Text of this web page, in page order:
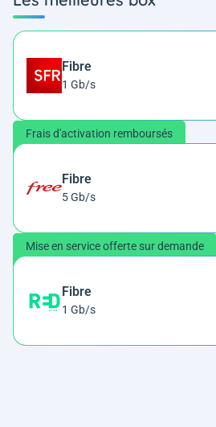
Fibre
1 Gb/s
Frais d'activation remboursés
Fibre
5 Gb/s
Mise en service offerte sur demande
Fibre
1 Gb/s